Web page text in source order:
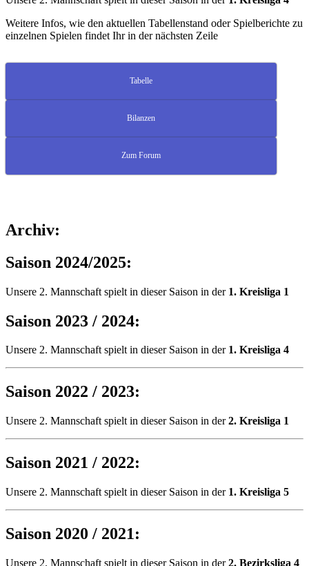
Weitere Infos, wie den aktuellen Tabellenstand oder Spielberichte zu
einzelnen Spielen findet Ihr in der nächsten Zeile
Tabelle
Bilanzen
Zum Forum
Archiv:
Saison 2024/2025:
Unsere 2. Mannschaft spielt in dieser Saison in der 1. Kreisliga 1
Saison 2023 / 2024:
Unsere 2. Mannschaft spielt in dieser Saison in der 1. Kreisliga 4
Saison 2022 / 2023:
Unsere 2. Mannschaft spielt in dieser Saison in der2. Kreisliga 1
Saison 2021 / 2022:
Unsere 2. Mannschaft spielt in dieser Saison in der 1. Kreisliga 5
Saison 2020 / 2021:
Unsere 2. Mannschaft spielt in dieser Saison in der2. Bezirksliga 4